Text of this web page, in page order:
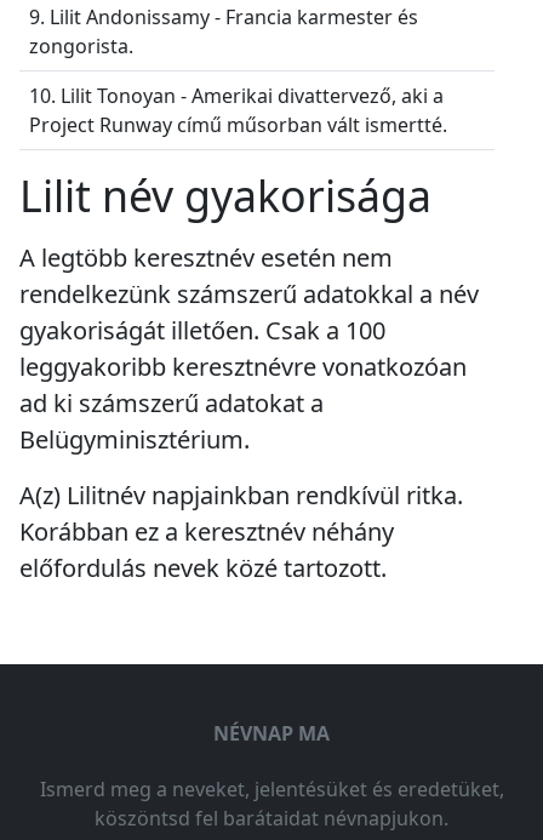
9. Lilit Andonissamy - Francia karmester és
zongorista.
10. Lilit Tonoyan - Amerikai divattervező, aki a
Project Runway című műsorban vált ismertté.
Lilit név gyakorisága
A legtöbb keresztnév esetén nem
rendelkezünk számszerű adatokkal a név
gyakoriságát illetően. Csak a 100
leggyakoribb keresztnévre vonatkozóan
ad ki számszerű adatokat a
Belügyminisztérium.
A(z) Lilitnév napjainkban rendkívül ritka.
Korábban ez a keresztnév néhány
előfordulás nevek közé tartozott.
NÉVNAP MA
Ismerd meg a neveket, jelentésüket és eredetüket,
köszöntsd fel barátaidat névnapjukon.